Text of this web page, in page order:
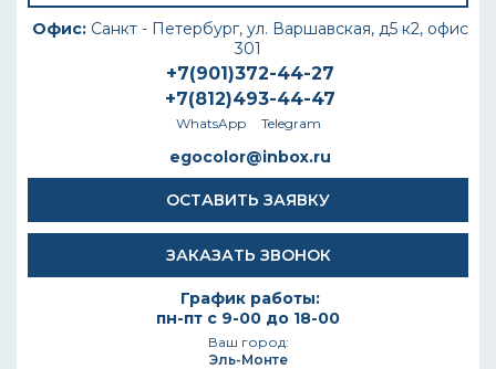
Офис: Санкт - Петербург, ул. Варшавская, д5 к2, офис
301
+7(901)372-44-27
+7(812)493-44-47
WhatsApp Telegram
egocolor@inbox.ru
ОСТАВИТЬ ЗАЯВКУ
ЗАКАЗАТЬ ЗВОНОК
График работы:
пн-пт с 9-00 до 18-00
Ваш город:
Эль-Монте